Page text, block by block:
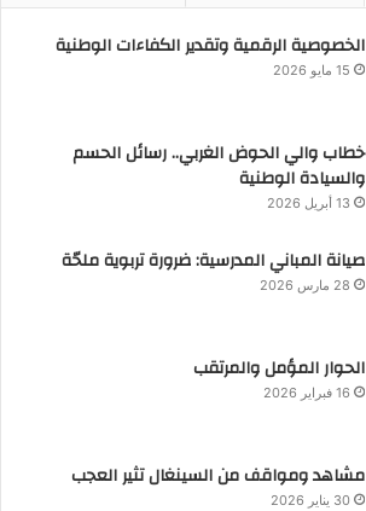
الخصوصية الرقمية وتقدير الكفاءات الوطنية
15 مايو 2026
خطاب والي الحوض الغربي.. رسائل الحسم
والسيادة الوطنية
13 أبريل 2026
صيانة المباني المدرسية: ضرورة تربوية ملحّة
28 مارس 2026
الحوار المؤمل والمرتقب
16 فبراير 2026
مشاهد ومواقف من السينغال تثير العجب
30 يناير 2026